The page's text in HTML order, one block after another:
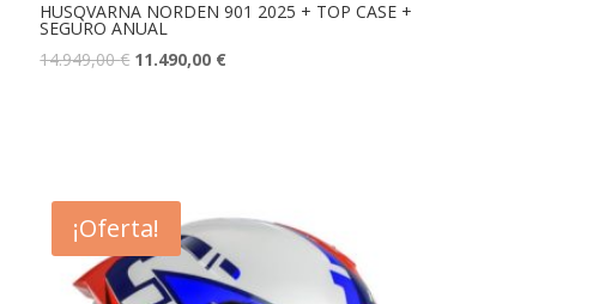
HUSQVARNA NORDEN 901 2025 + TOP CASE +
SEGURO ANUAL
14.949,00€ 11.490,00 €
¡Oferta!